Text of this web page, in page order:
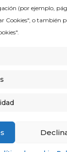
(por ejemplo,
Cookies", o también